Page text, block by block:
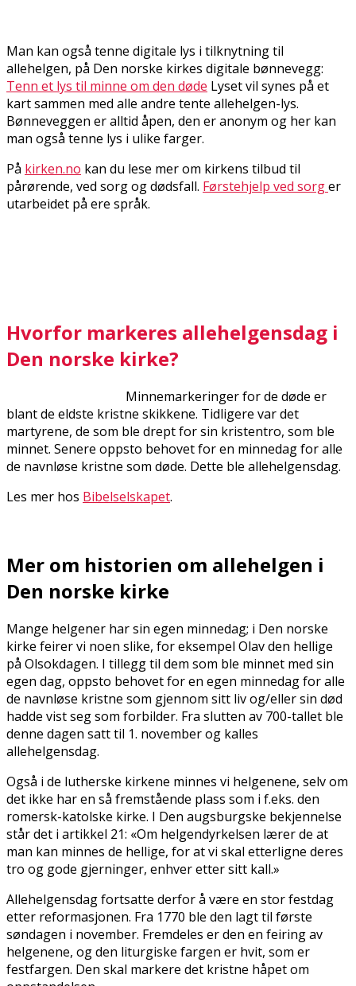
Man kan også tenne digitale lys i tilknytning til
allehelgen, på Den norske kirkes digitale bønnevegg:
Tenn et lys til minne om den døde Lyset vil synes på et
kart sammen med alle andre tente allehelgen-lys.
Bønneveggen er alltid åpen, den er anonym og her kan
man også tenne lys i ulike farger.
På kirken.no kan du lese mer om kirkens tilbud til
pårørende, ved sorg og dødsfall. Førstehjelp ved sorger
utarbeidet på flere språk.
Hvorfor markeres allehelgensdag i
Den norske kirke?
Minnemarkeringer for de døde er
blant de eldste kristne skikkene. Tidligere var det
martyrene, de som ble drept for sin kristentro, som ble
minnet. Senere oppsto behovet for en minnedag for alle
de navnløse kristne som døde. Dette ble allehelgensdag.
Les mer hos Bibelselskapet.
Mer om historien om allehelgen i
Den norske kirke
Mange helgener har sin egen minnedag; i Den norske
kirke feirer vi noen slike, for eksempel Olav den hellige
på Olsokdagen. I tillegg til dem som ble minnet med sin
egen dag, oppsto behovet for en egen minnedag for alle
de navnløse kristne som gjennom sitt liv og/eller sin død
hadde vist seg som forbilder. Fra slutten av 700-tallet ble
denne dagen satt til 1. november og kalles
allehelgensdag.
Også i de lutherske kirkene minnes vi helgenene, selv om
det ikke har en så fremstående plass som i f.eks. den
romersk-katolske kirke. I Den augsburgske bekjennelse
står det i artikkel 21: «Om helgendyrkelsen lærer de at
man kan minnes de hellige, for at vi skal etterligne deres
tro og gode gjerninger, enhver etter sitt kall.»
Allehelgensdag fortsatte derfor å være en stor festdag
etter reformasjonen. Fra 1770 ble den lagt til første
søndagen i november. Fremdeles er den en feiring av
helgenene, og den liturgiske fargen er hvit, som er
festfargen. Den skal markere det kristne håpet om